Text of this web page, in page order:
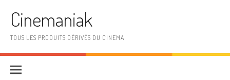
Cinemaniak
TOUS LES PRODUITS DÉRIVÉS DU CINEMA